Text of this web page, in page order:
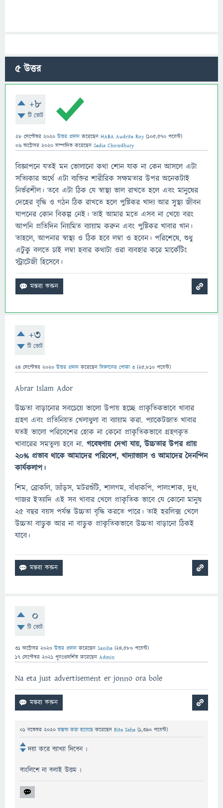
5উত্তর
+8
টি ভোট
28 সেপ্টেম্বর 2020 উত্তর প্রদান করেছেন HABA Audrita Roy (105,570 পয়েন্ট)
06 অক্টোবর 2020 সম্পাদিত করেছেন Sadia Chowdhury
বিজ্ঞাপনে যতই মন ভোলানো কথা শোন যাক না কেন আসলে এটা
সত্যিকার অর্থে এটা ব্যক্তির শারীরিক সক্ষমতার উপর অনেকটাই
নির্ভরশীল। তবে এটা ঠিক যে স্বাস্থ্য ভাল রাখতে হলে এবং মানুষের
দেহের বৃদ্ধি ও গঠন ঠিক রাখতে হলে পুষ্টিকর খাদ্য আর সুস্থ্য জীবন
যাপনের কোন বিকল্প নেই। তাই আমার মতে এসব না খেয়ে বরং
আপনি প্রতিদিন নিয়মিত ব্যায়াম করুন এবং পুষ্টিকর খাবার খান।
তাহলে, আপনার স্বাস্থ্য ও ঠিক হবে লম্বা ও হবেন। পরিশেষে, শুধু
এটুকু বলতে চাই লম্বা হবার কথাটা ওরা ব্যবহার করে মার্কেটিং
স্ট্রাটেজী হিসেবে।
+3
টি ভোট
24 সেপ্টেম্বর 2020 উত্তর প্রদান করেছেনবিজ্ঞানের পোকা ৩ (25,810 পয়েন্ট)
Abrar Islam Ador
উচ্চতা বাড়ানোর সবচেয়ে ভালো উপায় হচ্ছে প্রাকৃতিকভাবে খাবার
গ্রহণ এবং প্রতিনিয়ত খেলাধুলা বা ব্যায়াম করা. প্যাকেটজাত খাবার
যতই ভালো পরিবেশের হোক না কেনো প্রাকৃতিকভাবে গ্রহণকৃত
খাবারের সমতুল্য হবে না. গবেষণায় দেখা যায়, উচ্চতার উপর প্রায়
২০% প্রভাব থাকে আমাদের পরিবেশ, খাদ্যাভ্যাস ও আমাদের দৈনন্দিন
কার্যকলাপ।
শিম, ব্রোকলি, ঢ্যাঁড়স, মটরশুঁটি, শালগম, বাঁধাকপি, পালংশাক, দুধ,
গাজর ইত্যাদি এই সব খাবার খেলে প্রাকৃতিক ভাবে যে কোনো মানুষ
২৫ বছর বয়স পর্যন্ত উচ্চতা বৃদ্ধি করতে পারে। তাই হরলিক্স খেলে
উচ্চতা বাড়ুক আর না বাড়ুক প্রাকৃতিকভাবে উচ্চতা বাড়ানো ঠিকই
যাবে।
0
টি ভোট
31 অক্টোবর 2020 উত্তর প্রদান করেছেন Saniha (24,580 পয়েন্ট)
17 সেপ্টেম্বর 2021 পূনঃপ্রদর্শিত করেছেন Admin
Na eta just advertisement er jonno ora bole
01 নভেম্বর 2020 মন্তব্য করা হয়েছেকরেছেন Rita Saha (1,390 পয়েন্ট)
দয়া করে ব্যাখ্যা দিবেন ৷
বাংলিশে না বলাই উত্তম ৷